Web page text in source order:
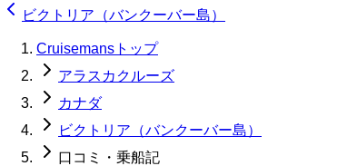
ビクトリア（バンクーバー島）
Cruisemansトップ
アラスカクルーズ
カナダ
ビクトリア（バンクーバー島）
口コミ・乗船記